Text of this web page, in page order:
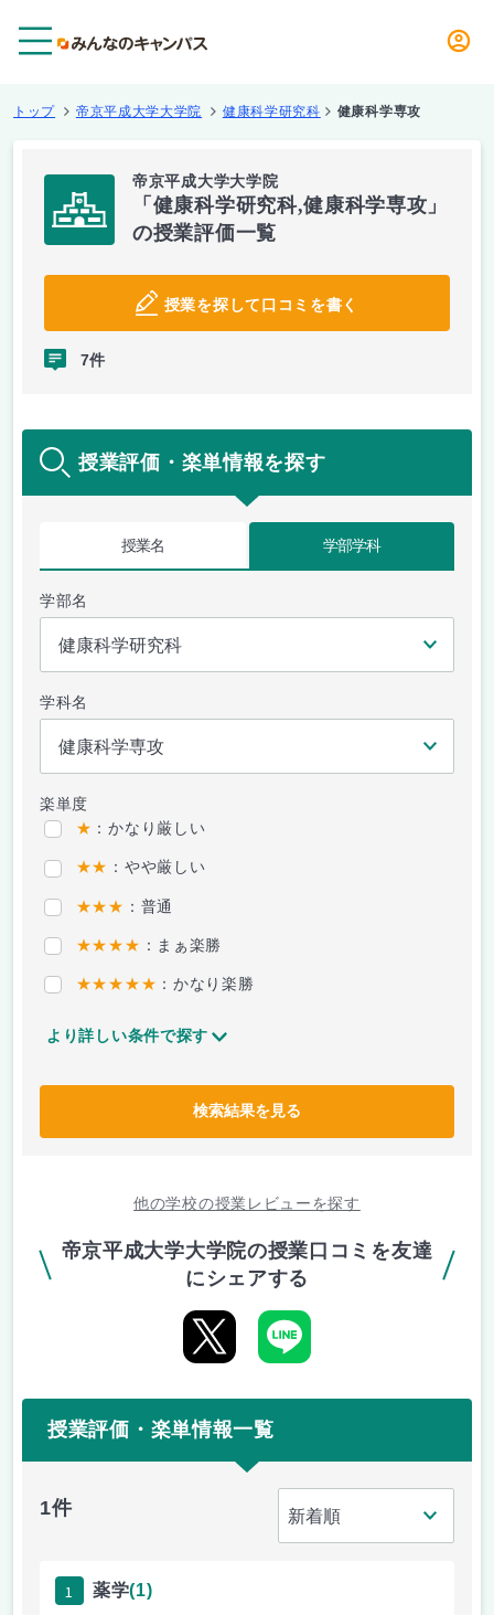
トップ 帝京平成大学大学院 健康科学研究科 健康科学専攻
帝京平成大学大学院
「健康科学研究科,健康科学専攻」
の授業評価一覧
授業を探して口コミを書く
7件
授業評価・楽単情報を探す
授業名 学部学科
学部名
学科名
楽単度
★ ：かなり厳しい
★★ ：やや厳しい
★★★ ：普通
★★★★ ：まぁ楽勝
★★★★★ ：かなり楽勝
より詳しい条件で探す
検索結果を見る
他の学校の授業レビューを探す
帝京平成大学大学院の授業口コミを友達
にシェアする
授業評価・楽単情報一覧
1件
1 薬学(1)